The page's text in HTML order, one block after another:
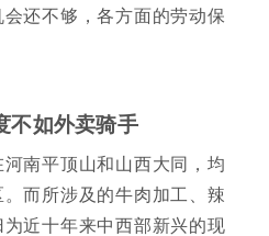
还不够，各方面的劳动保
不如外卖骑手
南平顶山和山西大同，均
而所涉及的牛肉加工、辣
近十年来中西部新兴的现